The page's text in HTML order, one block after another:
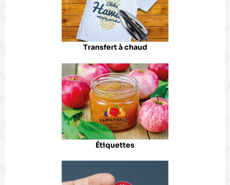
Transfert à chaud
Étiquettes